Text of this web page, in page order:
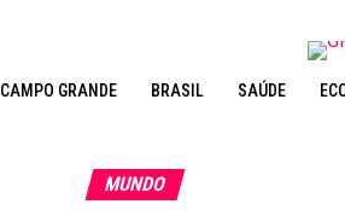
CAMPO GRANDE BRASIL SAÚDE
MUNDO